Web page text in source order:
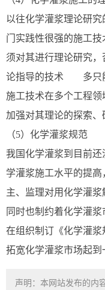
以往化学灌浆理论研
门实践性很强的施工
须对其进行理论研究
论指导的技术
多只
施工技术在多个工程
加强对其理论的探索、
（5）化学灌浆规范
我国化学灌浆到目前
学灌浆施工水平的提
主、监理对用化学灌浆
同时也制约着化学灌
在组织制订《化学灌浆
拓宽化学灌浆市场起到
声明：本网站发布的内